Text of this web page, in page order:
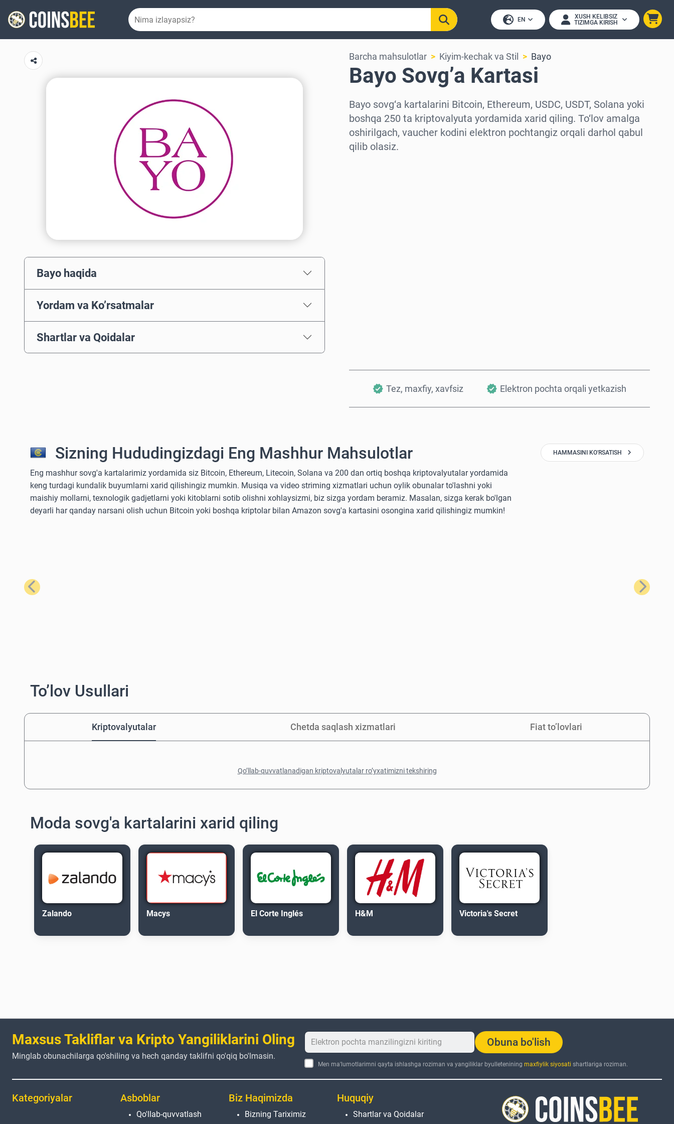
EN
XUSH KELIBSIZ
TIZIMGA KIRISH
Bayo haqida
Yordam va Ko’rsatmalar
Shartlar va Qoidalar
Barcha mahsulotlar Kiyim-kechak va Stil Bayo
Bayo Sovg’a Kartasi
Bayo sovg‘a kartalarini Bitcoin, Ethereum, USDC, USDT, Solana yoki
boshqa 250 ta kriptovalyuta yordamida xarid qiling. To‘lov amalga
oshirilgach, vaucher kodini elektron pochtangiz orqali darhol qabul
qilib olasiz.
Tez, maxfiy, xavfsiz Elektron pochta orqali yetkazish
Sizning Hududingizdagi Eng Mashhur Mahsulotlar
Eng mashhur sovg'a kartalarimiz yordamida siz Bitcoin, Ethereum, Litecoin, Solana va 200 dan ortiq boshqa kriptovalyutalar yordamida
keng turdagi kundalik buyumlarni xarid qilishingiz mumkin. Musiqa va video striming xizmatlari uchun oylik obunalar to'lashni yoki
maishiy mollarni, texnologik gadjetlarni yoki kitoblarni sotib olishni xohlaysizmi, biz sizga yordam beramiz. Masalan, sizga kerak bo'lgan
deyarli har qanday narsani olish uchun Bitcoin yoki boshqa kriptolar bilan Amazon sovg'a kartasini osongina xarid qilishingiz mumkin!
HAMMASINI KO'RSATISH
Oldingi Keyingi
To’lov Usullari
Kriptovalyutalar Chetda saqlash xizmatlari Fiat to’lovlari
Qo’llab-quvvatlanadigan kriptovalyutalar ro’yxatimizni tekshiring
Moda sovg'a kartalarini xarid qiling
Zalando Macys El Corte Inglés H&M Victoria's Secret
Maxsus Takliflar va Kripto Yangiliklarini Oling
Minglab obunachilarga qo'shiling va hech qanday taklifni qo'qiq bo'lmasin.
Obuna bo'lish
Men ma'lumotlarimni qayta ishlashga roziman va yangiliklar byulletenining maxfiylik siyosati shartlariga roziman.
Kategoriyalar Asboblar
Qo'llab-quvvatlash
Biz Haqimizda
Bizning Tariximiz
Huquqiy
Shartlar va Qoidalar